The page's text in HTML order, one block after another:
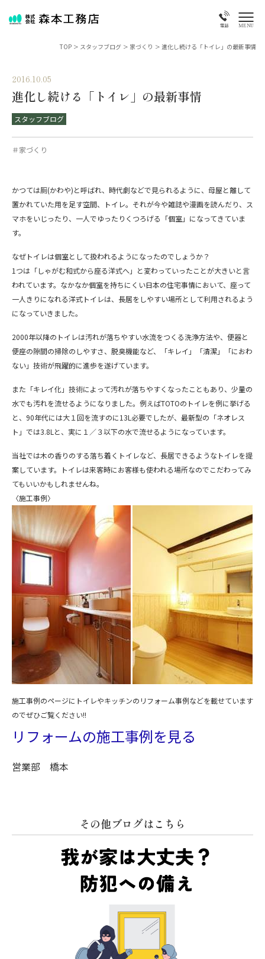
電話 MENU
TOP > スタッフブログ > 家づくり > 進化し続ける「トイレ」の最新事情
2016.10.05
進化し続ける「トイレ」の最新事情
スタッフブログ
＃家づくり
かつては厠(かわや)と呼ばれ、時代劇などで見られるように、母屋と離して
置かれていた用を足す空間、トイレ。それが今や雑誌や漫画を読んだり、ス
マホをいじったり、一人でゆったりくつろげる「個室」になってきていま
す。
なぜトイレは個室として扱われるようになったのでしょうか？
1つは「しゃがむ和式から座る洋式へ」と変わっていったことが大きいと言
われています。なかなか個室を持ちにくい日本の住宅事情において、座って
一人きりになれる洋式トイレは、長居をしやすい場所として利用されるよう
になっていきました。
2000年以降のトイレは汚れが落ちやすい水流をつくる洗浄方法や、便器と
便座の隙間の掃除のしやすさ、脱臭機能など、「キレイ」「清潔」「におわ
ない」技術が飛躍的に進歩を遂げています。
また「キレイ化」技術によって汚れが落ちやすくなったこともあり、少量の
水でも汚れを流せるようになりました。例えばTOTOのトイレを例に挙げる
と、 90年代には大１回を流すのに13L 必要でしたが、最新型の「ネオレス
ト」では3.8L と、実に１／３以下の水で流せるようになっています。
当社では木の香りのする落ち着くトイレなど、長居できるようなトイレを提
案しています。トイレは来客時にお客様も使われる場所なのでこだわってみ
てもいいかもしれませんね。
〈施工事例〉
施工事例のページにトイレやキッチンのリフォーム事例などを載せています
のでぜひご覧ください!!
リフォームの施工事例を見る
営業部 橋本
その他ブログはこちら